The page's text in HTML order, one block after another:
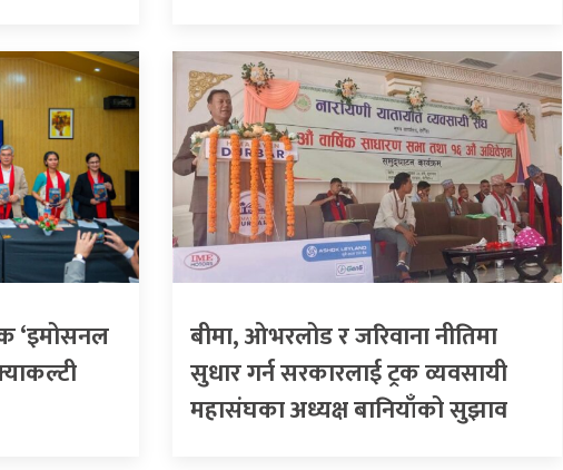
‘इमोसनल
बीमा, ओभरलोड र जरिवाना नीतिमा
सुधार गर्न सरकारलाई ट्रक व्यवसायी
महासंघका अध्यक्ष बानियाँको सुझाव